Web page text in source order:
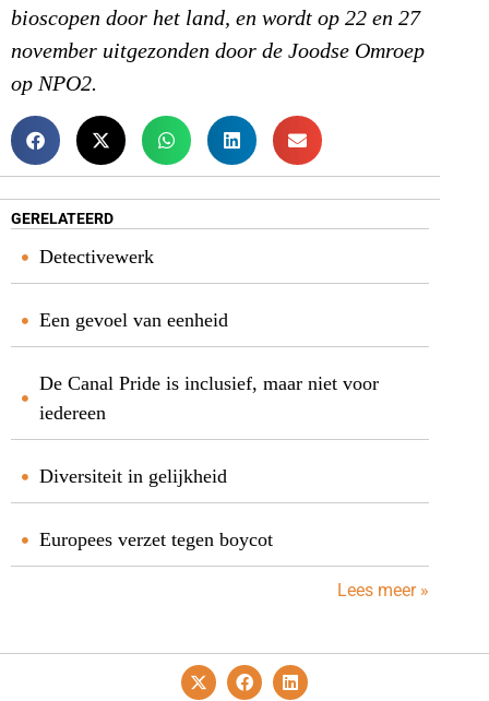
bioscopen door het land, en wordt op 22 en 27
november uitgezonden door de Joodse Omroep
op NPO2.
GERELATEERD
Detectivewerk
Een gevoel van eenheid
De Canal Pride is inclusief, maar niet voor
iedereen
Diversiteit in gelijkheid
Europees verzet tegen boycot
Lees meer »